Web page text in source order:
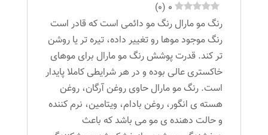
0
(
0
)
رنگ مو مارال رنگ مو دائمی است که قادر است
رنگ موجود موها رو تغییر داده، تیره تر یا روشن
تر کند. قدرت پوشش رنگ مو مارال برای موهای
خاکستری عالی بوده و در هر شرایطی کاملا پایدار
است. رنگ مو مارال حاوی روغن آرگان، روغن
هسته ی انگور، روغن بادام، ویتامین، نرم کننده
و حالت دهنده ی مو می باشد که باعث